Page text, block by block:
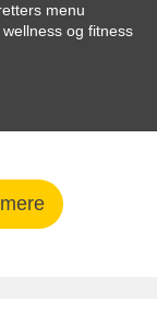
menu
og fitness